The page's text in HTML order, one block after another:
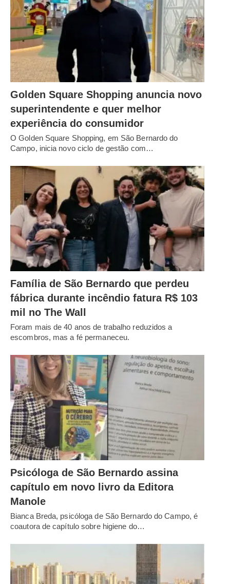
Golden Square Shopping anuncia novo
superintendente e quer melhor
experiência do consumidor
O Golden Square Shopping, em São Bernardo do
Campo, inicia novo ciclo de gestão com…
Família de São Bernardo que perdeu
fábrica durante incêndio fatura R$ 103
mil no The Wall
Foram mais de 40 anos de trabalho reduzidos a
escombros, mas a fé permaneceu.
Psicóloga de São Bernardo assina
capítulo em novo livro da Editora
Manole
Bianca Breda, psicóloga de São Bernardo do Campo, é
coautora de capítulo sobre higiene do…